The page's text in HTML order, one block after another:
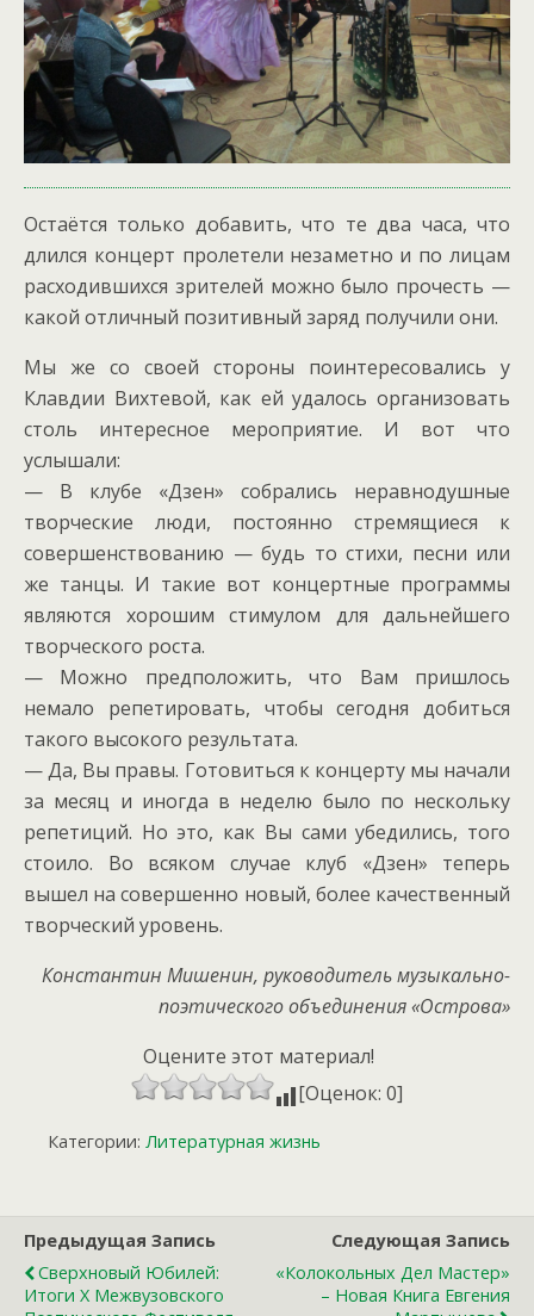
Остаётся только добавить, что те два часа, что
длился концерт пролетели незаметно и по лицам
расходившихся зрителей можно было прочесть —
какой отличный позитивный заряд получили они.
Мы же со своей стороны поинтересовались у
Клавдии Вихтевой, как ей удалось организовать
столь интересное мероприятие. И вот что
услышали:
— В клубе «Дзен» собрались неравнодушные
творческие люди, постоянно стремящиеся к
совершенствованию — будь то стихи, песни или
же танцы. И такие вот концертные программы
являются хорошим стимулом для дальнейшего
творческого роста.
— Можно предположить, что Вам пришлось
немало репетировать, чтобы сегодня добиться
такого высокого результата.
— Да, Вы правы. Готовиться к концерту мы начали
за месяц и иногда в неделю было по нескольку
репетиций. Но это, как Вы сами убедились, того
стоило. Во всяком случае клуб «Дзен» теперь
вышел на совершенно новый, более качественный
творческий уровень.
Константин Мишенин, руководитель музыкально-
поэтического объединения «Острова»
Оцените этот материал!
[Оценок: 0]
Категории: Литературная жизнь
Предыдущая Запись
Сверхновый Юбилей:
Итоги X Межвузовского
Следующая Запись
«Колокольных Дел Мастер»
– Новая Книга Евгения